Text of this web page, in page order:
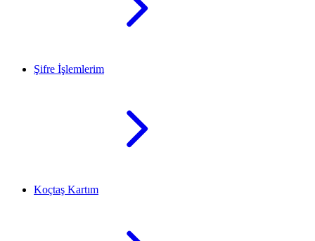
Şifre İşlemlerim
Koçtaş Kartım